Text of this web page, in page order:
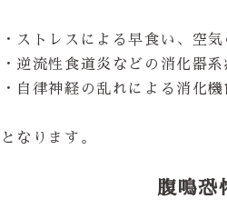
・ストレスによる早食い、空
・逆流性食道炎などの消化器系
・自律神経の乱れによる消化機
となります。
腹鳴恐